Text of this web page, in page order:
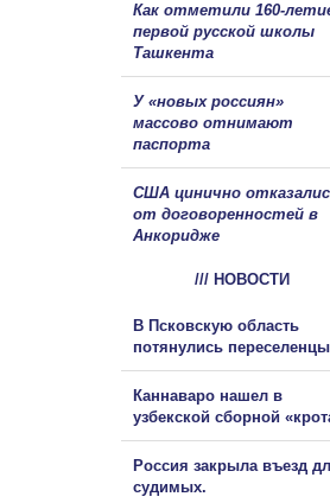
Как отметили 160-
первой русской школы
Ташкента
У «новых россиян»
массово отнимают
паспорта
США цинично
от договоренностей в
Анкоридже
/// НОВОСТИ
В Псковскую область
потянулись переселенцы
Каннаваро нашел в
узбекской сборной
Россия закрыла въезд
судимых.